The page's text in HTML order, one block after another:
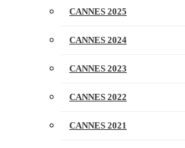
CANNES 2025
CANNES 2024
CANNES 2023
CANNES 2022
CANNES 2021